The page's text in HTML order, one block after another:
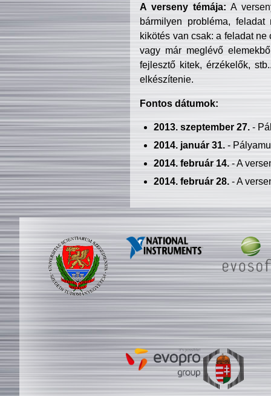
A verseny témája: A
bármilyen probléma, feladat
kikötés van csak: a feladat
vagy már meglévő
fejlesztő kitek, érzékelők,
elkészítenie.
Fontos dátumok:
2013. szeptember 27.-
2014. január 31.-
2014. február 14.- A
2014. február 28.- A